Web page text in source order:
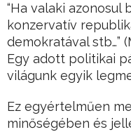
“Ha valaki azonosul
konzervatív
demokratával stb…”
Egy adott politikai
világunk egyik
Ez egyértelműen
minőségében és